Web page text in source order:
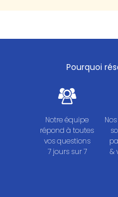
Pourquoi
Notre équipe
répond à toutes
vos questions
7 jours sur 7
&